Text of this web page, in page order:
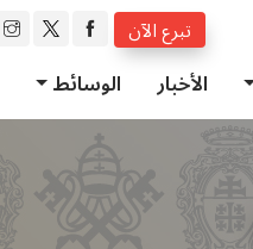
تبرع الآن
الأخبار الوسائط